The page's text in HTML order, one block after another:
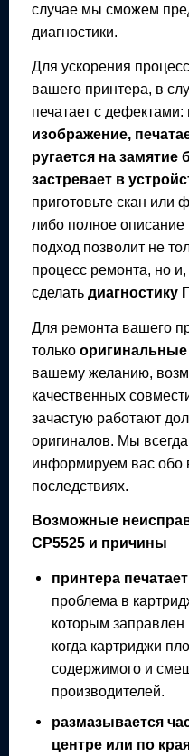
случае мы сможем
диагностики.
Для ускорения
вашего принтера, в
печатает с дефектами:
изображение,
ругается на замятие
застревает в
приготовьте скан или
либо полное
подход позволит не
процесс ремонта, но
сделать
Для ремонта вашего
только оригинальные
вашему желанию,
качественных
зачастую работают
оригиналов. Мы
информируем вас обо
последствиях.
Возможные
CP5525и причины
принтера
проблема в
которым заправлен
когда картриджи
содержимого и
производителей.
размазывается
центре или по